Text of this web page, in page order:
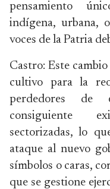
pensamiento
indígena, urbana,
voces de la Patria
Castro: Este
cultivo para la
perdedores de
consiguiente
sectorizadas, lo
ataque al nuevo
símbolos o caras,
que se gestione